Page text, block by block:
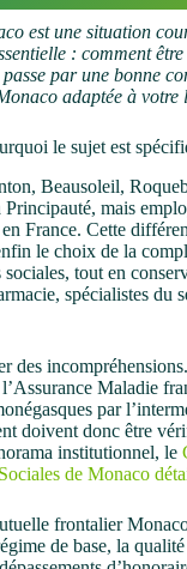
est une situation
: comment
par une bonne
adaptée à
le sujet est
Beausoleil,
mais
France. Cette
le choix de la
sociales, tout en
spécialistes
des
Maladie
par
doivent donc être
institutionnel, le
de Monaco
frontalier
de base, la